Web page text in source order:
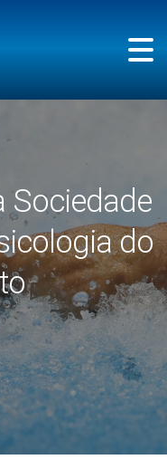
Sociedade
do